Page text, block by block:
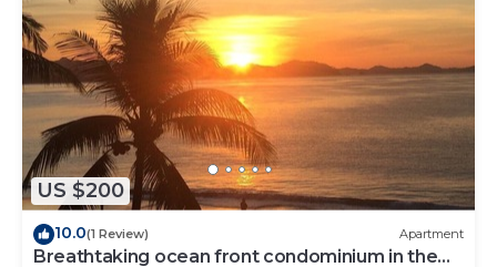
US $200
10.0(1 Review) Apartment
Breathtaking ocean front condominium in the